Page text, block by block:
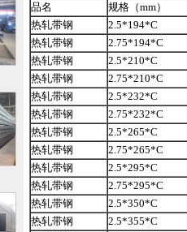
品名
规格（mm）
热轧带钢
2.5*194*C
热轧带钢
2.75*194*C
热轧带钢
2.5*210*C
热轧带钢
2.75*210*C
热轧带钢
2.5*232*C
热轧带钢
2.75*232*C
热轧带钢
2.5*265*C
热轧带钢
2.75*265*C
热轧带钢
2.5*295*C
热轧带钢
2.75*295*C
热轧带钢
2.5*350*C
热轧带钢
2.5*355*C